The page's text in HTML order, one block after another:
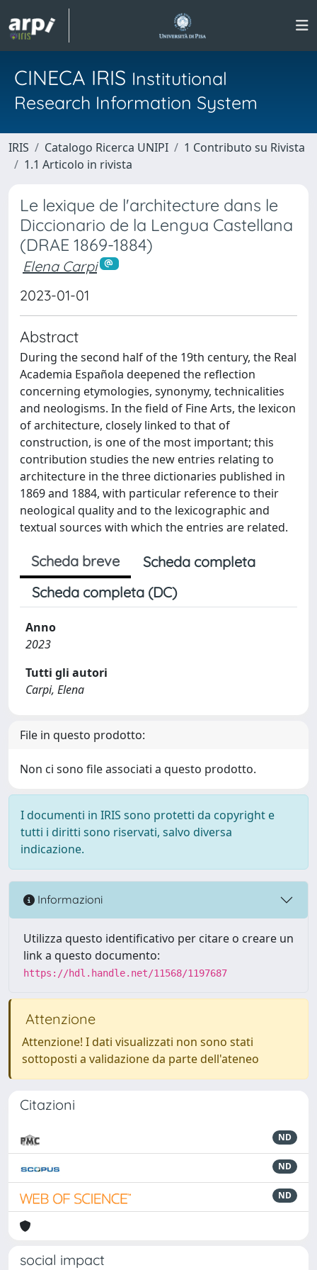
CINECA IRIS Institutional
Research Information System
IRIS Catalogo Ricerca UNIPI
1 Contributo su Rivista
1.1 Articolo in rivista
Le lexique de l'architecture dans le
Diccionario de la Lengua Castellana
(DRAE 1869-1884)
Elena Carpi
2023-01-01
Abstract
During the second half of the 19th century, the Real
Academia Española deepened the reflection
concerning etymologies, synonymy, technicalities
and neologisms. In the field of Fine Arts, the lexicon
of architecture, closely linked to that of
construction, is one of the most important; this
contribution studies the new entries relating to
architecture in the three dictionaries published in
1869 and 1884, with particular reference to their
neological quality and to the lexicographic and
textual sources with which the entries are related.
Scheda breve
Scheda completa
Scheda completa (DC)
Anno
2023
Tutti gli autori
Carpi, Elena
File in questo prodotto:
Non ci sono file associati a questo prodotto.
I documenti in IRIS sono protetti da copyright e
tutti i diritti sono riservati, salvo diversa
indicazione.
Informazioni
Utilizza questo identificativo per citare o creare un
link a questo documento:
https://hdl.handle.net/11568/1197687
Attenzione
Attenzione! I dati visualizzati non sono stati
sottoposti a validazione da parte dell'ateneo
Citazioni
ND
ND
ND
social impact